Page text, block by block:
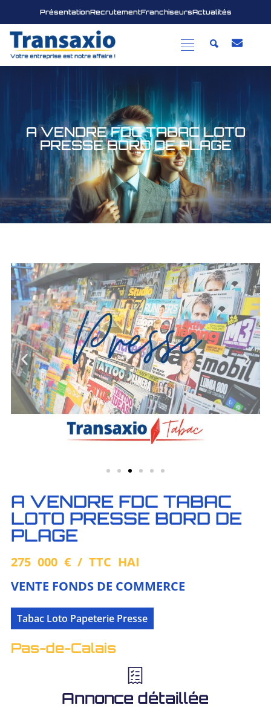
PrésentationRecrutementFranchiseursActualités
A VENDRE FDC TABAC LOTO
PRESSE BORD DE PLAGE
A VENDRE FDC TABAC
LOTO PRESSE BORD DE
PLAGE
275 000 € / TTC HAI
VENTE FONDS DE COMMERCE
Tabac Loto Papeterie Presse
Pas-de-Calais
Annonce détaillée